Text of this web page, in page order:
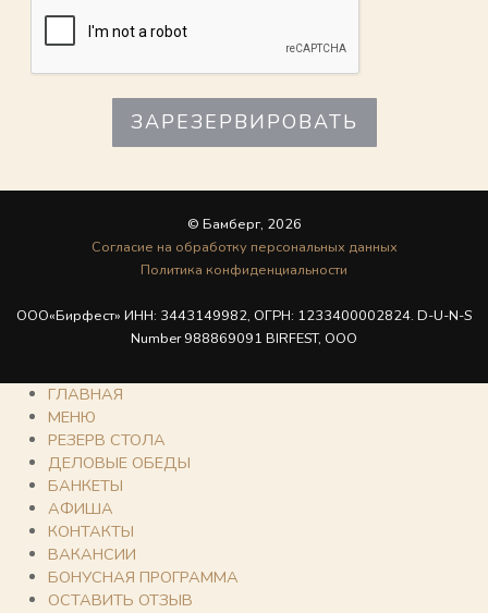
ЗАРЕЗЕРВИРОВАТЬ
© Бамберг, 2026
Cогласие на обработку персональных данных
Политика конфиденциальности
ООО«Бирфест» ИНН: 3443149982, ОГРН: 1233400002824. D-U-N-S
Number 988869091 BIRFEST, OOO
ГЛАВНАЯ
МЕНЮ
РЕЗЕРВ СТОЛА
ДЕЛОВЫЕ ОБЕДЫ
БАНКЕТЫ
АФИША
КОНТАКТЫ
ВАКАНСИИ
БОНУСНАЯ ПРОГРАММА
ОСТАВИТЬ ОТЗЫВ